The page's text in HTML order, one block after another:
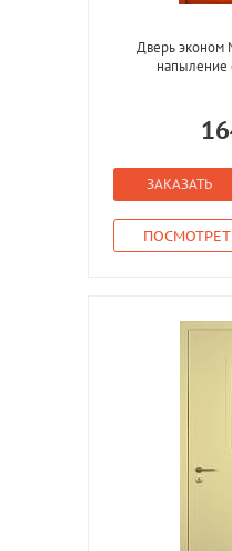
Дверь эконом
напыление
ЗАКАЗАТЬ